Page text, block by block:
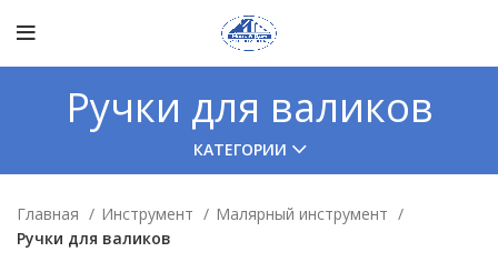
Ручки для валиков
КАТЕГОРИИ
Главная Инструмент
Малярный инструмент
Ручки для валиков